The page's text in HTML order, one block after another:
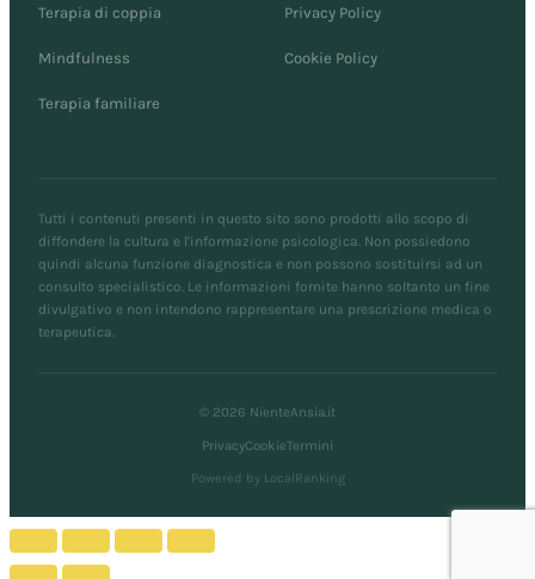
Terapia di coppia
Mindfulness
Terapia familiare
Privacy Policy
Cookie Policy
Tutti i contenuti presenti in questo sito sono prodotti allo scopo di
diffondere la cultura e l'informazione psicologica. Non possiedono
quindi alcuna funzione diagnostica e non possono sostituirsi ad un
consulto specialistico. Le informazioni fornite hanno soltanto un fine
divulgativo e non intendono rappresentare una prescrizione medica o
terapeutica.
© 2026 NienteAnsia.it
PrivacyCookieTermini
Powered by LocalRanking